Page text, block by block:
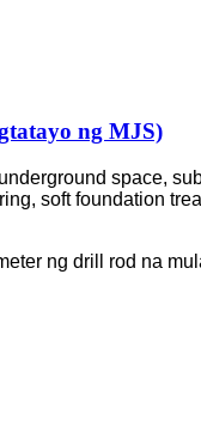
ng MJS)
space,
soft foundation
ng drill rod na